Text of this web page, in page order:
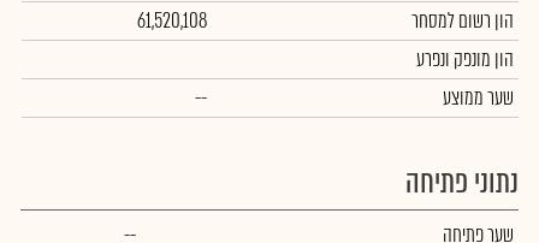
הון רשום למסחר
61,520,108
הון מונפק ונפרע
שער ממוצע
--
נתוני פתיחה
שער פתיחה --